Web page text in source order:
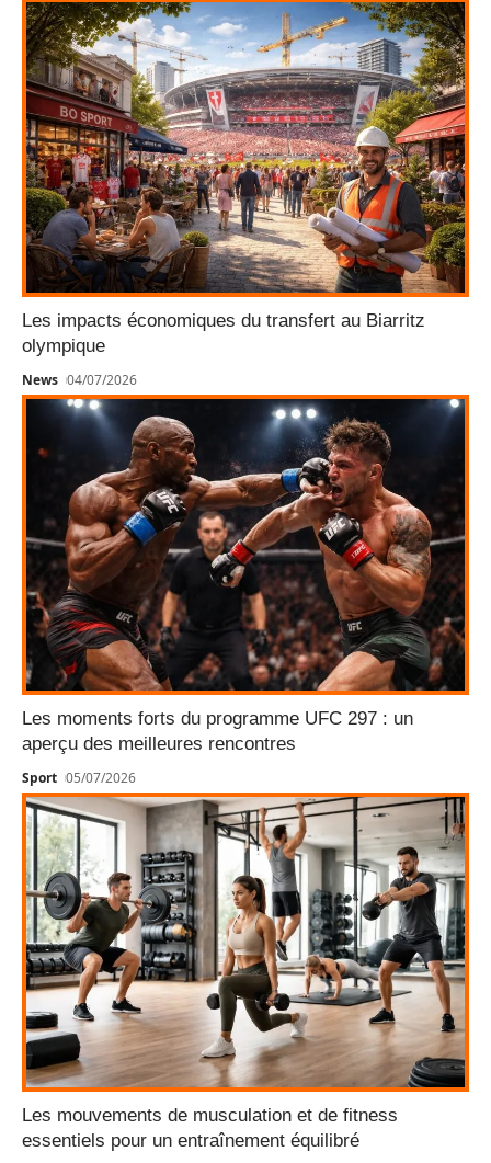
Les impacts économiques du transfert au Biarritz
olympique
News 04/07/2026
Les moments forts du programme UFC 297 : un
aperçu des meilleures rencontres
Sport 05/07/2026
Les mouvements de musculation et de fitness
essentiels pour un entraînement équilibré